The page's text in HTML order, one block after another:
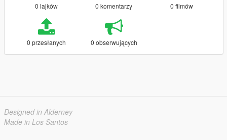
0 lajków 0 komentarzy 0 filmów
0 przesłanych 0 obserwujących
Designed in Alderney
Made in Los Santos